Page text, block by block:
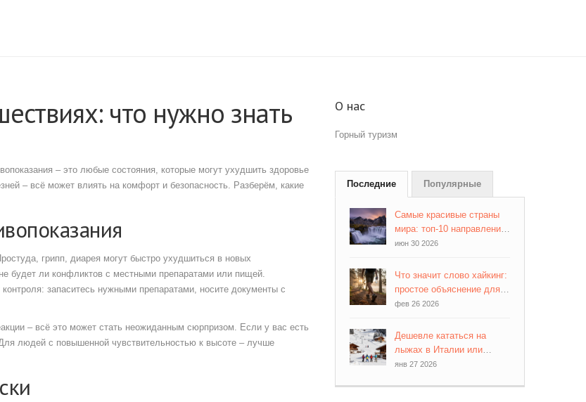
что нужно знать
– это любые состояния, которые могут ухудшить здоровье
– всё может влиять на комфорт и безопасность. Разберём, какие
грипп, диарея могут быстро ухудшиться в новых
будет ли конфликтов с местными препаратами или пищей.
запаситесь нужными препаратами, носите документы с
– всё это может стать неожиданным сюрпризом. Если у вас есть
людей с повышенной чувствительностью к высоте – лучше
О нас
Горный туризм
Последние Популярные
Самые красивые страны
мира: топ-10 направлений
для вдохновения
июн 30 2026
Что значит слово хайкинг:
простое объяснение для
начинающих
фев 26 2026
Дешевле кататься на
лыжах в Италии или
Франции? Сравнение цен
янв 27 2026